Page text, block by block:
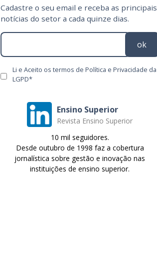
Cadastre o seu email e receba as principais
notícias do setor a cada quinze dias.
ok
Li e Aceito os termos de Política e Privacidade da
LGPD*
Ensino Superior
Revista Ensino Superior
10 mil seguidores.
Desde outubro de 1998 faz a cobertura
jornalística sobre gestão e inovação nas
instituições de ensino superior.